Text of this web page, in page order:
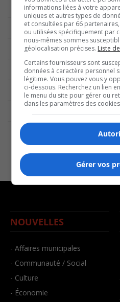
NOUVELLES
- Affaires municipales
- Communauté / Social
- Culture
- Économie
informations liées à votre
uniques et autres types de
et consultées par 66
ou utilisées spécifiquement par
nous-mêmes sommes
géolocalisation précises. Liste
Certains fournisseurs sont
données à caractère personnel
légitime. Vous pouvez vous y
ci-dessous. Recherchez un lien
le menu du site pour gérer ou
dans les paramètres des
Gérer vos